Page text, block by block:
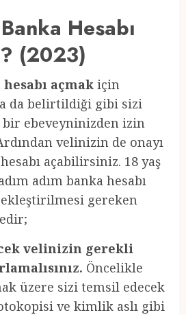
Hesabı
(2023)
açmak için
da belirtildiği gibi sizi
ebeveyninizden izin
velinizin de onayı
açabilirsiniz. 18 yaş
adım banka hesabı
gereken
velinizin gerekli
Öncelikle
üzere sizi temsil edecek
ve kimlik aslı gibi